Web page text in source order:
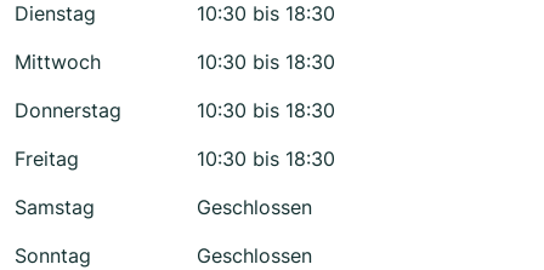
Dienstag
10:30 bis 18:30
Mittwoch
10:30 bis 18:30
Donnerstag
10:30 bis 18:30
Freitag
10:30 bis 18:30
Samstag
Geschlossen
Sonntag
Geschlossen